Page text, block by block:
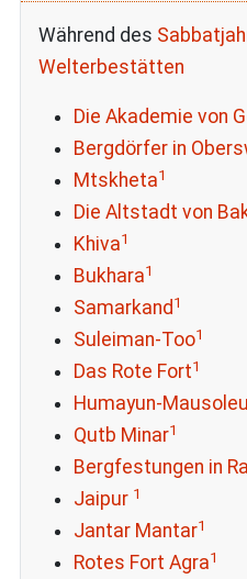
Während des
Welterbestätten
Die Akademie von
Bergdörfer in
Mtskheta1
Die Altstadt von
Khiva1
Bukhara1
Samarkand 1
Suleiman-Too1
Das Rote Fort1
Humayun-
Qutb Minar1
Bergfestungen in
Jaipur 1
Jantar Mantar1
Rotes Fort Agra1